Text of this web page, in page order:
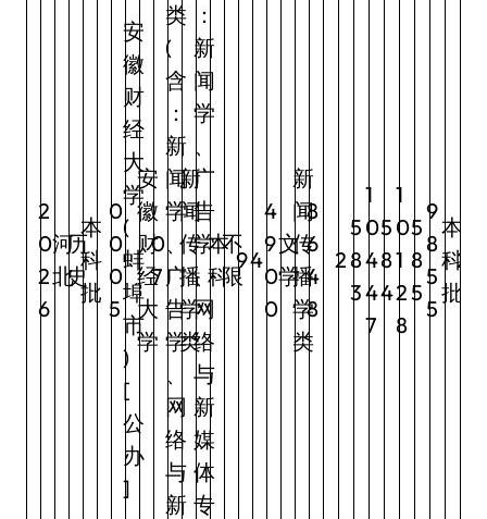
2
0
2
6
河
北
历
史
本
科
批
0
0
0
5
安
徽
财
经
大
学
(
蚌
埠
市
)
[
公
办
]
安
徽
财
经
大
学
0
7
类
(
含
：
新
闻
学
、
广
告
学
、
网
络
与
新
新
闻
传
播
学
类
：
新
闻
学
、
广
告
学
、
网
络
与
新
媒
体
专
本
科
不
限
94
4
9
0
0
文
学
新
闻
传
播
学
类
8
6
4
8
2
5
8
3
1
0
4
4
7
5
8
4
1
0
1
2
8
5
8
5
9
8
5
5
本
科
批
2